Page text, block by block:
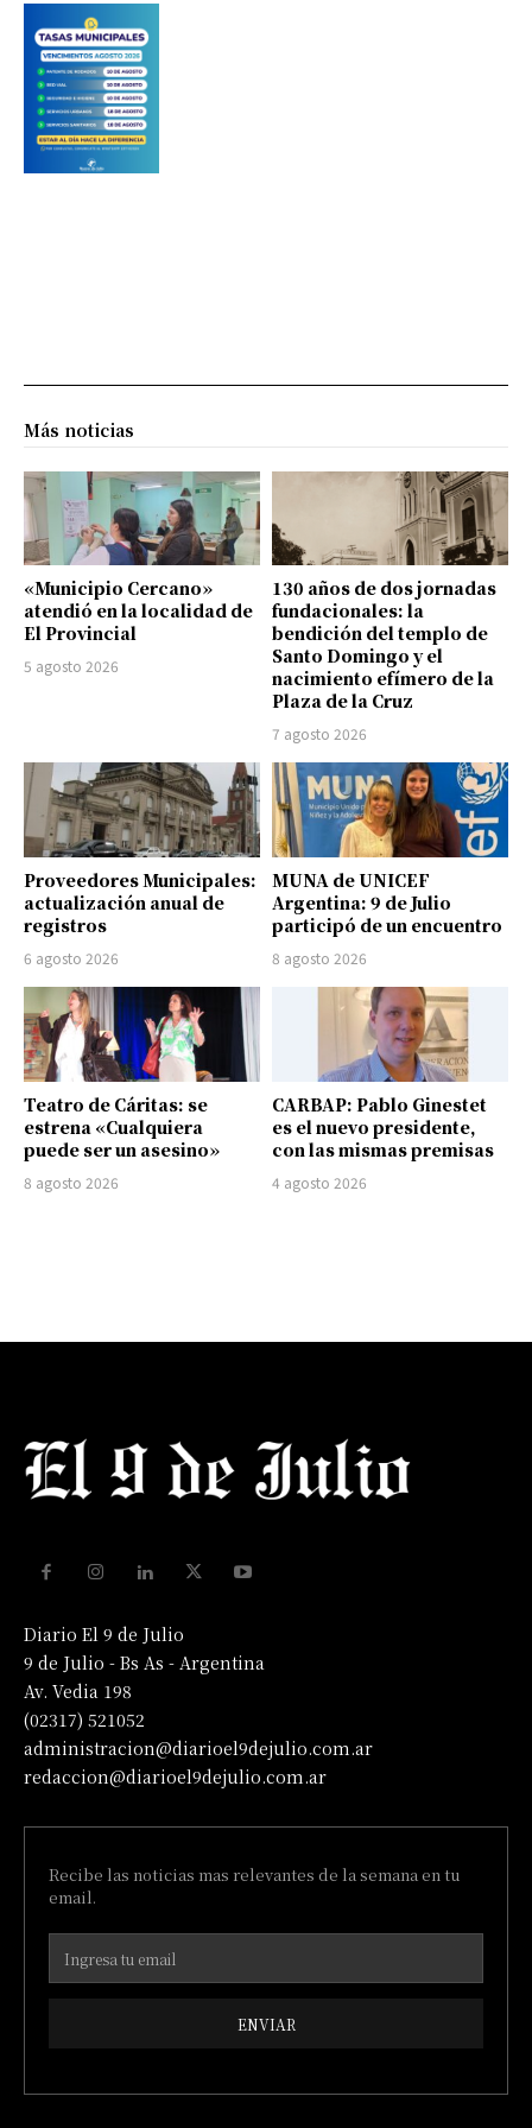
Más noticias
«Municipio Cercano»
atendió en la localidad de
El Provincial
5 agosto 2026
130 años de dos jornadas
fundacionales: la
bendición del templo de
Santo Domingo y el
nacimiento efímero de la
Plaza de la Cruz
7 agosto 2026
Proveedores Municipales:
actualización anual de
registros
6 agosto 2026
MUNA de UNICEF
Argentina: 9 de Julio
participó de un encuentro
8 agosto 2026
Teatro de Cáritas: se
estrena «Cualquiera
puede ser un asesino»
8 agosto 2026
CARBAP: Pablo Ginestet
es el nuevo presidente,
con las mismas premisas
4 agosto 2026
Diario El 9 de Julio
9 de Julio - Bs As - Argentina
Av. Vedia 198
(02317) 521052
administracion@diarioel9dejulio.com.ar
redaccion@diarioel9dejulio.com.ar
Recibe las noticias mas relevantes de la semana en tu
email.
ENVIAR